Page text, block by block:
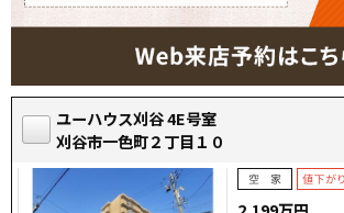
ユーハウス刈谷 4E号室
刈谷市一色町２丁目１０